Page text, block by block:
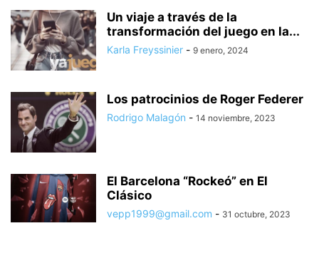
Un viaje a través de la
transformación del juego en la...
Karla Freyssinier - 9 enero, 2024
Los patrocinios de Roger Federer
Rodrigo Malagón - 14 noviembre, 2023
El Barcelona “Rockeó” en El
Clásico
vepp1999@gmail.com - 31 octubre, 2023